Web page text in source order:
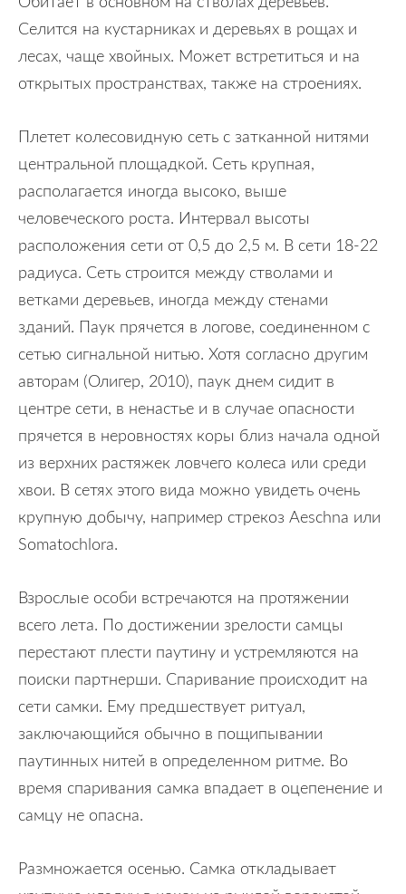
Селится на кустарниках и деревьях в рощах и
лесах, чаще хвойных. Может встретиться и на
открытых пространствах, также на строениях.
Плетет колесовидную сеть с затканной нитями
центральной площадкой. Сеть крупная,
располагается иногда высоко, выше
человеческого роста. Интервал высоты
расположения сети от 0,5 до 2,5 м. В сети 18-22
радиуса. Сеть строится между стволами и
ветками деревьев, иногда между стенами
зданий. Паук прячется в логове, соединенном с
сетью сигнальной нитью. Хотя согласно другим
авторам (Олигер, 2010), паук днем сидит в
центре сети, в ненастье и в случае опасности
прячется в неровностях коры близ начала одной
из верхних растяжек ловчего колеса или среди
хвои. В сетях этого вида можно увидеть очень
крупную добычу, например стрекоз Aeschna или
Somatochlora.
Взрослые особи встречаются на протяжении
всего лета. По достижении зрелости самцы
перестают плести паутину и устремляются на
поиски партнерши. Спаривание происходит на
сети самки. Ему предшествует ритуал,
заключающийся обычно в пощипывании
паутинных нитей в определенном ритме. Во
время спаривания самка впадает в оцепенение и
самцу не опасна.
Размножается осенью. Самка откладывает